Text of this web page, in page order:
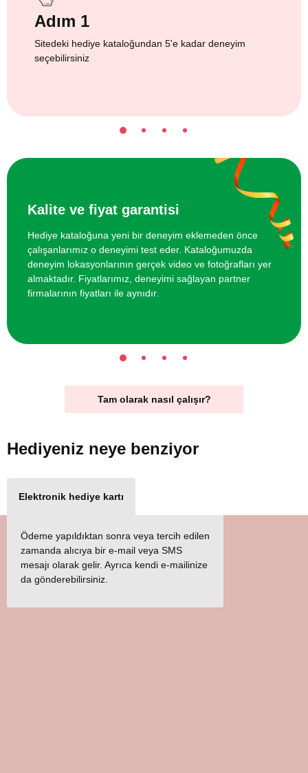
Adım 1
Sitedeki hediye kataloğundan 5'e kadar deneyim
seçebilirsiniz
Kalite ve fiyat garantisi
Hediye kataloğuna yeni bir deneyim eklemeden önce
çalışanlarımız o deneyimi test eder. Kataloğumuzda
deneyim lokasyonlarının gerçek video ve fotoğrafları yer
almaktadır. Fiyatlarımız, deneyimi sağlayan partner
firmalarının fiyatları ile aynıdır.
Tam olarak nasıl çalışır?
Hediyeniz neye benziyor
Elektronik hediye kartı
Ödeme yapıldıktan sonra veya tercih edilen
zamanda alıcıya bir e-mail veya SMS
mesajı olarak gelir. Ayrıca kendi e-mailinize
da gönderebilirsiniz.